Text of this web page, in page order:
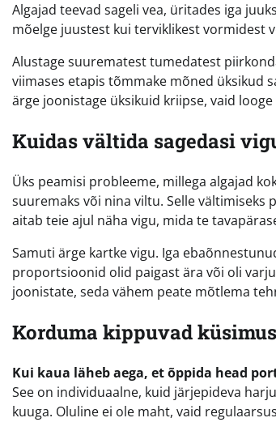
Algajad teevad sageli vea, üritades iga
mõelge juustest kui terviklikest vormidest
Alustage suurematest tumedatest
viimases etapis tõmmake mõned üksikud
ärge joonistage üksikuid kriipse, vaid
Kuidas vältida sagedasi
Üks peamisi probleeme, millega algajad
suuremaks või nina viltu. Selle vältimiseks
aitab teie ajul näha vigu, mida te
Samuti ärge kartke vigu. Iga
proportsioonid olid paigast ära või oli
joonistate, seda vähem peate mõtlema
Korduma kippuvad
Kui kaua läheb aega, et õppida head
See on individuaalne, kuid järjepideva
kuuga. Oluline ei ole maht, vaid